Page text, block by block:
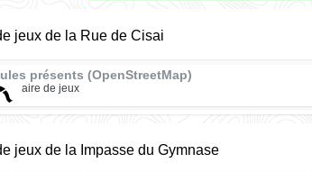
jeux de la Rue de Cisai
présents (OpenStreetMap)
aire de jeux
jeux de la Impasse du Gymnase